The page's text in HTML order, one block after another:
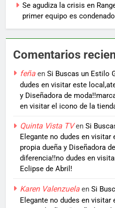
Se agudiza la crisis en
primer equipo es
Comentarios
feña en Si Buscas un Estilo
dudes en visitar este
y Diseñadora de
en visitar el icono de la
Quinta Vista TVen Si
Elegante no dudes en
propia dueña y Diseñadora
diferencia!!no dudes en
Eclipse de Abril!
Karen Valenzuela en Si
Elegante no dudes en